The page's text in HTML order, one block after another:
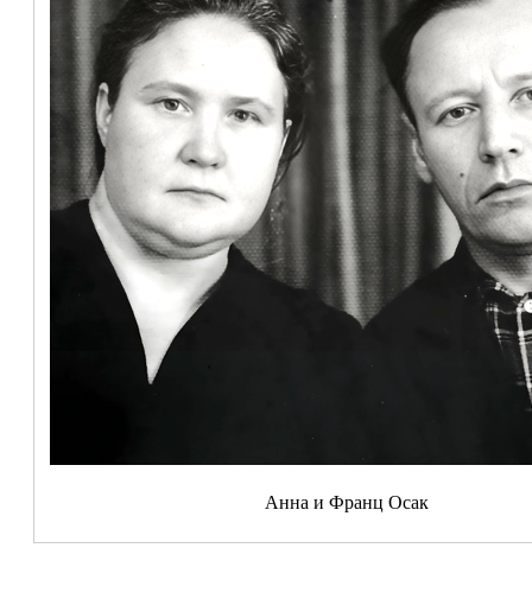
Анна и Франц Осак